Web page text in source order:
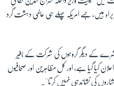
ہیں، جسے امریکہ پہلے ہی عالمی دہشت گرد
کے دیگر گروہوں کی شرکت کے بغیر
کیا گیا ہے، اور کل مظاہرین اور صحافیوں
کی نشاندہی نہیں کرتا''۔